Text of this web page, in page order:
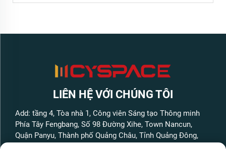
LIÊN HỆ VỚI CHÚNG TÔI
Add: tầng 4, Tòa nhà 1, Công viên Sáng tạo Thông minh
Phía Tây Fengbang, Số 98 Đường Xihe, Town Nancun,
Quận Panyu, Thành phố Quảng Châu, Tỉnh Quảng Đông,